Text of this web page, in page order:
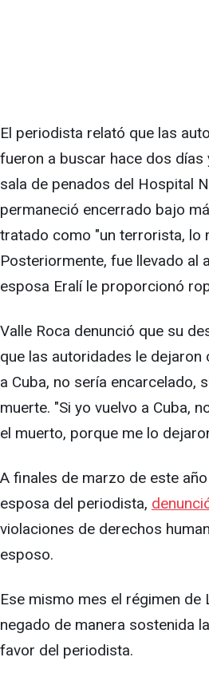
El periodista relató que las
fueron a buscar hace dos días
sala de penados del Hospital
permaneció encerrado bajo
tratado como "un terrorista, lo
Posteriormente, fue llevado al
esposa Eralí le proporcionó
Valle Roca denunció que su
que las autoridades le dejaron
a Cuba, no sería encarcelado,
muerte. "Si yo vuelvo a Cuba,
el muerto, porque me lo
A finales de marzo de este
esposa del periodista,
violaciones de derechos
esposo.
Ese mismo mes el régimen de
negado de manera sostenida
favor del periodista.